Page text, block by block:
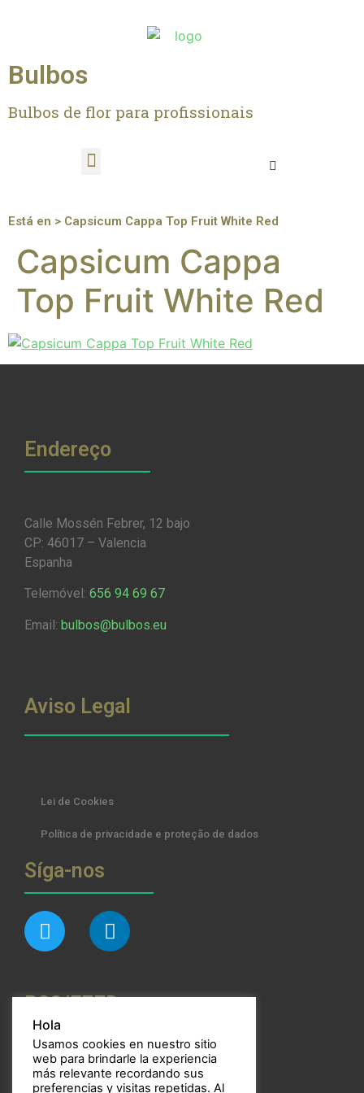
Bulbos
Bulbos de flor para profissionais
Está en > Capsicum Cappa Top Fruit White Red
Capsicum Cappa
Top Fruit White Red
Endereço
Calle Mossén Febrer, 12 bajo
CP: 46017 – Valencia
Espanha
Telemóvel: 656 94 69 67
Email: bulbos@bulbos.eu
Aviso Legal
Lei de Cookies
Política de privacidade e proteção de dados
Síga-nos
RSS/FEED
Hola
Usamos cookies en nuestro sitio
web para brindarle la experiencia
más relevante recordando sus
preferencias y visitas repetidas. Al